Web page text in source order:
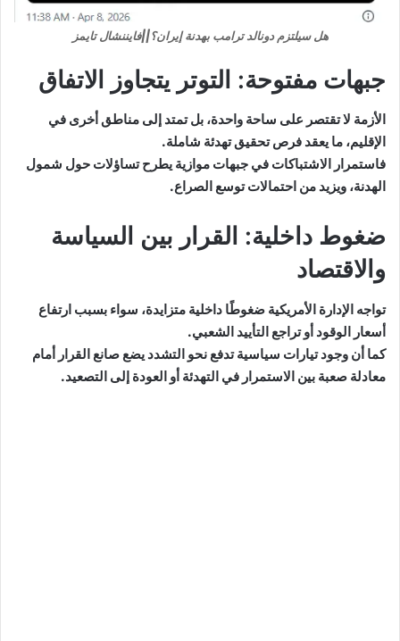
هل سيلتزم دونالد ترامب بهدنة إيران؟||فايننشال تايمز
جبهات مفتوحة: التوتر يتجاوز الاتفاق
الأزمة لا تقتصر على ساحة واحدة، بل تمتد إلى مناطق أخرى في
الإقليم، ما يعقد فرص تحقيق تهدئة شاملة.
فاستمرار الاشتباكات في جبهات موازية يطرح تساؤلات حول شمول
الهدنة، ويزيد من احتمالات توسع الصراع.
ضغوط داخلية: القرار بين السياسة
والاقتصاد
تواجه الإدارة الأمريكية ضغوطًا داخلية متزايدة، سواء بسبب ارتفاع
أسعار الوقود أو تراجع التأييد الشعبي.
كما أن وجود تيارات سياسية تدفع نحو التشدد يضع صانع القرار أمام
معادلة صعبة بين الاستمرار في التهدئة أو العودة إلى التصعيد.